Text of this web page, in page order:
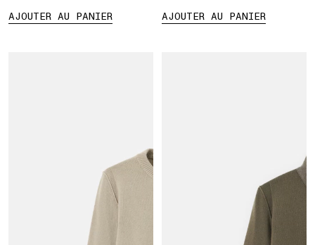
AJOUTER AU PANIER
AJOUTER AU PANIER